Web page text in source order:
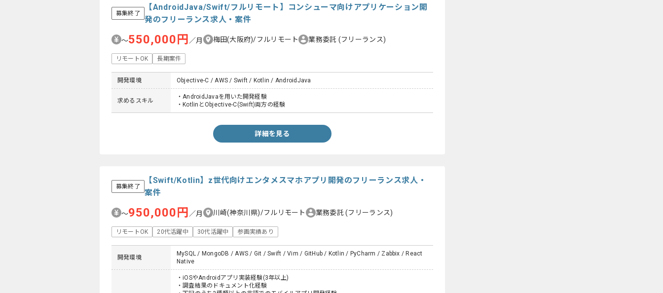
募集終了
【AndroidJava/Swift/フルリモート】コンシューマ向けアプリケーション開
発のフリーランス求人・案件
〜550,000円 ／月 梅田(大阪府)/フルリモート 業務委託 (フリーランス)
リモートOK 長期案件
開発環境 Objective-C / AWS / Swift / Kotlin / AndroidJava
求めるスキル
・AndroidJavaを用いた開発経験
・KotlinとObjective-C(Swift)両方の経験
詳細を見る
募集終了
【Swift/Kotlin】z世代向けエンタメスマホアプリ開発のフリーランス求人・
案件
〜950,000円 ／月 川崎(神奈川県)/フルリモート 業務委託(フリーランス)
リモートOK 20代活躍中 30代活躍中 参画実績あり
開発環境
MySQL / MongoDB / AWS / Git / Swift / Vim / GitHub / Kotlin / PyCharm / Zabbix / React
Native
・iOSやAndroidアプリ実装経験(3年以上)
・調査結果のドキュメント化経験